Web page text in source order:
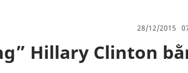
28/12/2015
Hillary Clinton